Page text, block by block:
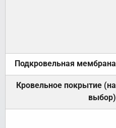
Подкровельная мембрана
Кровельное покрытие (на
выбор)